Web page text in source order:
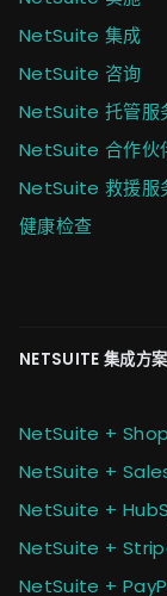
NetSuite 集成
NetSuite 咨询
NetSuite 托管服
NetSuite 合作伙
NetSuite 救援服
健康检查
NETSUITE 集成方案
NetSuite +
NetSuite +
NetSuite +
NetSuite +
NetSuite +